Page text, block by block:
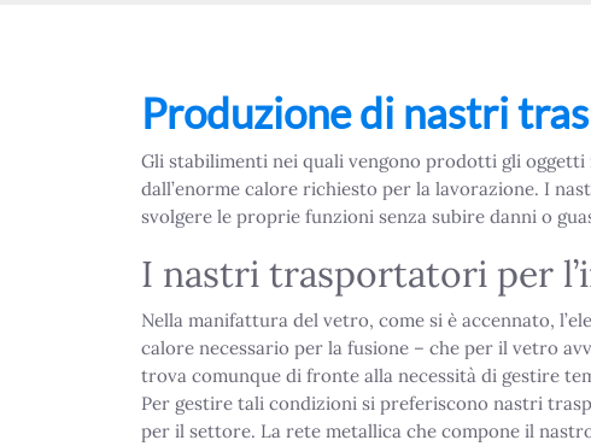
Produzione di nastri
Gli stabilimenti nei quali vengono prodotti gli
dall’enorme calore richiesto per la lavorazione. I
svolgere le proprie funzioni senza subire danni o
I nastri trasportatori per
Nella manifattura del vetro, come si è accennato,
calore necessario per la fusione – che per il vetro
trova comunque di fronte alla necessità di gestire
Per gestire tali condizioni si preferiscono nastri
per il settore. La rete metallica che compone il